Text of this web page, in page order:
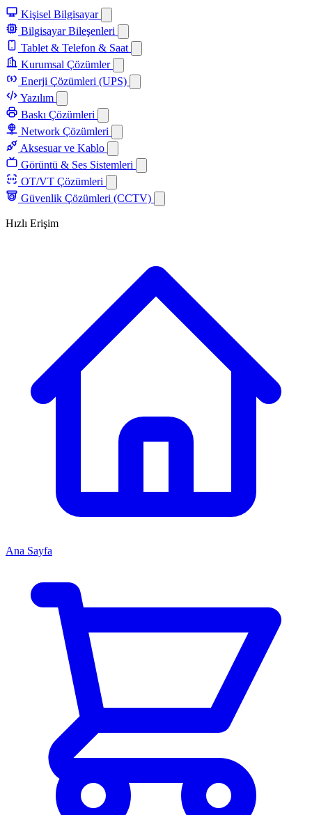
Kişisel Bilgisayar
Bilgisayar Bileşenleri
Tablet & Telefon & Saat
Kurumsal Çözümler
Enerji Çözümleri (UPS)
Yazılım
Baskı Çözümleri
Network Çözümleri
Aksesuar ve Kablo
Görüntü & Ses Sistemleri
OT/VT Çözümleri
Güvenlik Çözümleri (CCTV)
Hızlı Erişim
Ana Sayfa